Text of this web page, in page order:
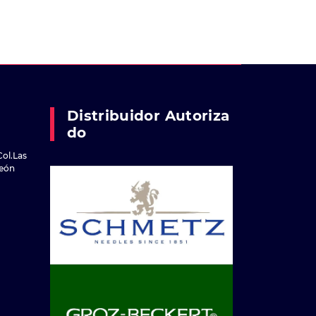
Distribuidor Autoriza
Do